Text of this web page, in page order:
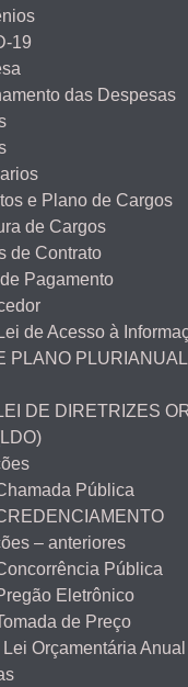
19
das Despesas
e Plano de Cargos
de Cargos
de Contrato
Pagamento
de Acesso à
PLANO
DE DIRETRIZES
Pública
– anteriores
Pública
Eletrônico
de Preço
Lei Orçamentária Anual